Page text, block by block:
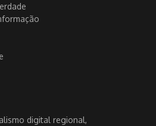
digital regional,